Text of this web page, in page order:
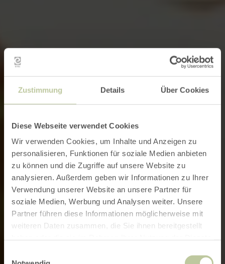
Zustimmung Details Über Cookies
Diese Webseite verwendet Cookies
Wir verwenden Cookies, um Inhalte und Anzeigen zu
personalisieren, Funktionen für soziale Medien anbieten
zu können und die Zugriffe auf unsere Website zu
analysieren. Außerdem geben wir Informationen zu Ihrer
Verwendung unserer Website an unsere Partner für
soziale Medien, Werbung und Analysen weiter. Unsere
Partner führen diese Informationen möglicherweise mit
weiteren Daten zusammen, die Sie ihnen bereitgestellt